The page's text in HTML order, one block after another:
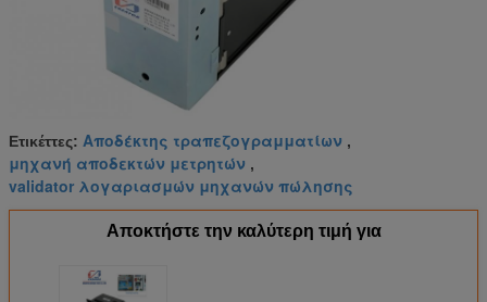
Ετικέττες: Αποδέκτης τραπεζογραμματίων ,
μηχανή αποδεκτών μετρητών ,
validator λογαριασμών μηχανών πώλησης
Αποκτήστε την καλύτερη τιμή για